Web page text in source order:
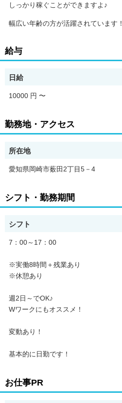
しっかり稼ぐことができますよ♪
幅広い年齢の方が活躍されています！
給与
日給
10000 円 〜
勤務地・アクセス
所在地
愛知県岡崎市薮田2丁目5－4
シフト・勤務期間
シフト
7：00～17：00
※実働8時間＋残業あり
※休憩あり
週2日～でOK♪
Wワークにもオススメ！
変動あり！
基本的に日勤です！
お仕事PR